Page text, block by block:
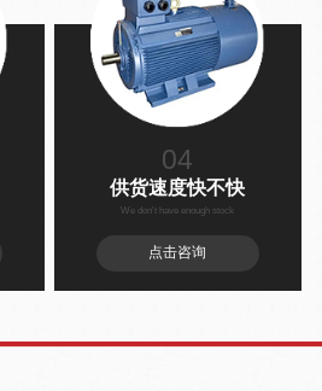
04
供货速度快不快
We don't have enough stock
点击咨询